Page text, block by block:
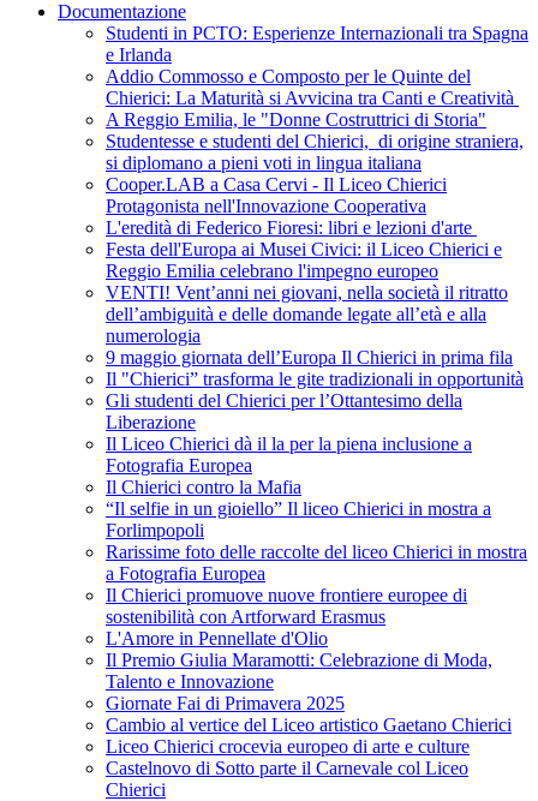
Documentazione
Studenti in PCTO: Esperienze Internazionali tra Spagna
e Irlanda
Addio Commosso e Composto per le Quinte del
Chierici: La Maturità si Avvicina tra Canti e Creatività
A Reggio Emilia, le "Donne Costruttrici di Storia"
Studentesse e studenti del Chierici, di origine straniera,
si diplomano a pieni voti in lingua italiana
Cooper.LAB a Casa Cervi - Il Liceo Chierici
Protagonista nell'Innovazione Cooperativa
L'eredità di Federico Fioresi: libri e lezioni d'arte
Festa dell'Europa ai Musei Civici: il Liceo Chierici e
Reggio Emilia celebrano l'impegno europeo
VENTI! Vent’anni nei giovani, nella società il ritratto
dell’ambiguità e delle domande legate all’età e alla
numerologia
9 maggio giornata dell’Europa Il Chierici in prima fila
Il "Chierici” trasforma le gite tradizionali in opportunità
Gli studenti del Chierici per l’Ottantesimo della
Liberazione
Il Liceo Chierici dà il la per la piena inclusione a
Fotografia Europea
Il Chierici contro la Mafia
“Il selfie in un gioiello” Il liceo Chierici in mostra a
Forlimpopoli
Rarissime foto delle raccolte del liceo Chierici in mostra
a Fotografia Europea
Il Chierici promuove nuove frontiere europee di
sostenibilità con Artforward Erasmus
L'Amore in Pennellate d'Olio
Il Premio Giulia Maramotti: Celebrazione di Moda,
Talento e Innovazione
Giornate Fai di Primavera 2025
Cambio al vertice del Liceo artistico Gaetano Chierici
Liceo Chierici crocevia europeo di arte e culture
Castelnovo di Sotto parte il Carnevale col Liceo
Chierici